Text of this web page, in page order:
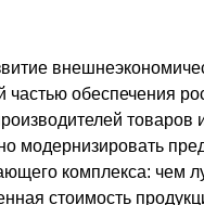
частью обеспечения
модернизировать
комплекса: чем
стоимость